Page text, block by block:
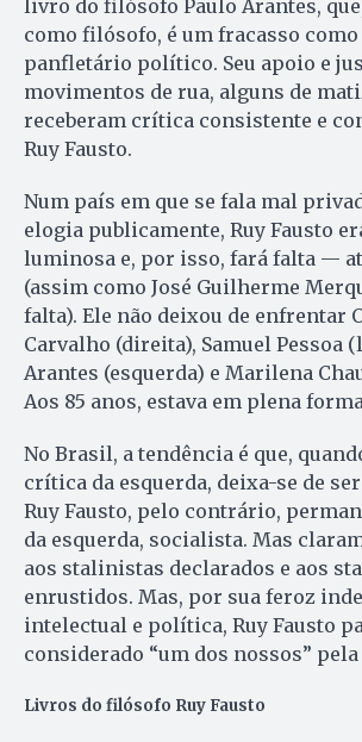
livro do filósofo Paulo Arantes,
como filósofo, é um fracasso
panfletário político. Seu apoio e
movimentos de rua, alguns de
receberam crítica consistente e
Ruy Fausto.
Num país em que se fala mal
elogia publicamente, Ruy Fausto
luminosa e, por isso, fará falta —
(assim como José Guilherme
falta). Ele não deixou de enfrentar
Carvalho (direita), Samuel Pessoa
Arantes (esquerda) e Marilena
Aos 85 anos, estava em plena
No Brasil, a tendência é que,
crítica da esquerda, deixa-se de
Ruy Fausto, pelo contrário,
da esquerda, socialista. Mas
aos stalinistas declarados e aos
enrustidos. Mas, por sua feroz
intelectual e política, Ruy Fausto
considerado “um dos nossos” pela
Livros do filósofo Ruy Fausto